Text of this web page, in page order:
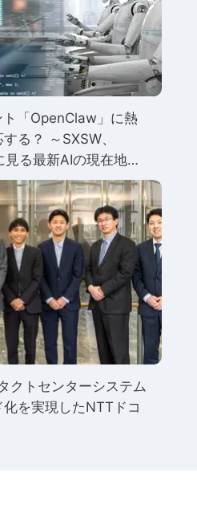
「OpenClaw」に熱
る？ ～SXSW、
る最新AIの現在地
クトセンターシステム
を実現したNTTドコ